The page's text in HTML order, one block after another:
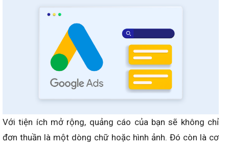
Với tiện ích mở rộng, quảng cáo của bạn sẽ không chỉ
đơn thuần là một dòng chữ hoặc hình ảnh. Đó còn là cơ